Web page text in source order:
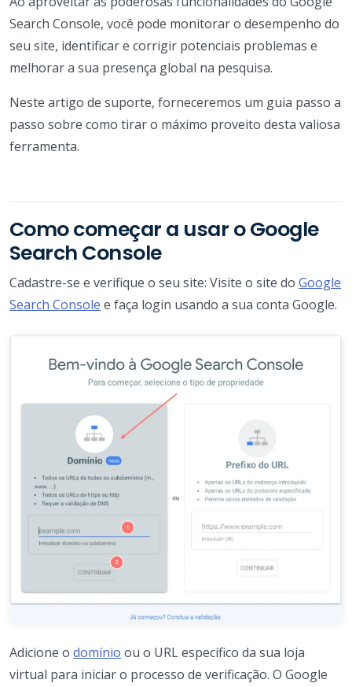
Search Console, você pode monitorar o desempenho do
seu site, identificar e corrigir potenciais problemas e
melhorar a sua presença global na pesquisa.
Neste artigo de suporte, forneceremos um guia passo a
passo sobre como tirar o máximo proveito desta valiosa
ferramenta.
Como começar a usar o Google
Search Console
Cadastre-se e verifique o seu site: Visite o site do Google
Search Console e faça login usando a sua conta Google.
Adicione o domínio ou o URL específico da sua loja
virtual para iniciar o processo de verificação. O Google